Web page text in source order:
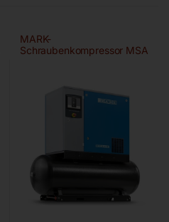
MARK-
Schraubenkompressor MSA